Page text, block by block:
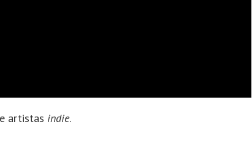
artistas indie.